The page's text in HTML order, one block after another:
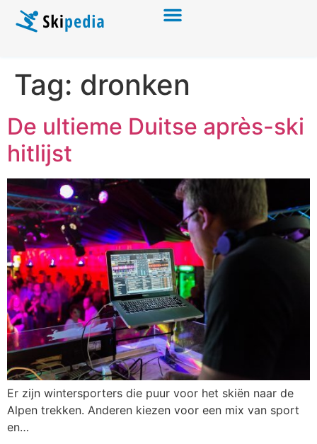
Tag: dronken
De ultieme Duitse après-ski
hitlijst
Er zijn wintersporters die puur voor het skiën naar de
Alpen trekken. Anderen kiezen voor een mix van sport
en…